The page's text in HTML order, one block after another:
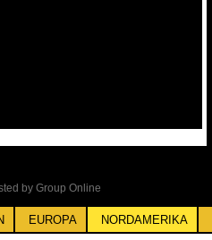
by Group Online
EUROPA NORDAMERIKA